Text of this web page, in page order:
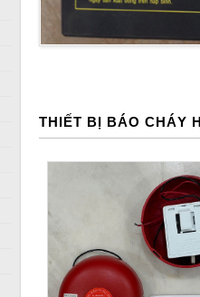
THIẾT BỊ BÁO CHÁY